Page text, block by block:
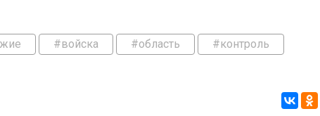
#войска #область #контроль